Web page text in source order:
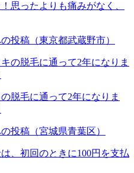
思ったよりも痛みがなく、
投稿（東京都武蔵野市）
脱毛に通って2年になりま
投稿（宮城県青葉区）